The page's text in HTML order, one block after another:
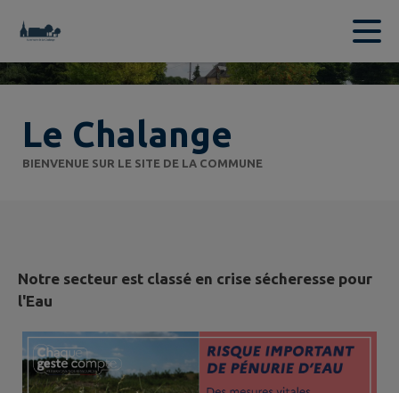
Contenu
Le Chalange
BIENVENUE SUR LE SITE DE LA COMMUNE
Notre secteur est classé en crise sécheresse pour
l'Eau